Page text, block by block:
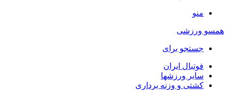
منو
همسو ورزشی
جستجو برای
فوتبال ایران
سایر ورزشها
کشتی و وزنه برداری